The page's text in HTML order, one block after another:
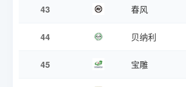
43 春风
44 贝纳利
45 宝雕